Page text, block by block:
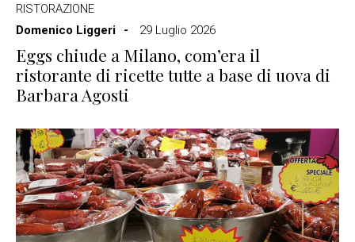
RISTORAZIONE
Domenico Liggeri
29 Luglio 2026
Eggs chiude a Milano, com’era il
ristorante di ricette tutte a base di uova di
Barbara Agosti